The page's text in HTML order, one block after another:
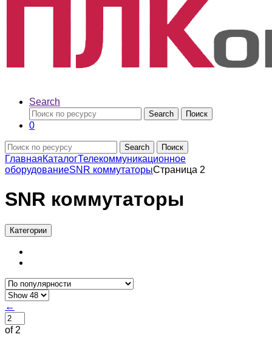
Search
Search Поиск
0
Search Поиск
ГлавнаяКаталогТелекоммуникационное
оборудованиеSNR коммутаторыСтраница 2
SNR коммутаторы
Категории
←
of 2